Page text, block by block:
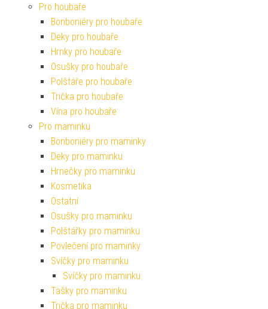
Pro houbaře
Bonboniéry pro houbaře
Deky pro houbaře
Hrnky pro houbaře
Osušky pro houbaře
Polštáře pro houbaře
Trička pro houbaře
Vína pro houbaře
Pro maminku
Bonboniéry pro maminky
Deky pro maminku
Hrnečky pro maminku
Kosmetika
Ostatní
Osušky pro maminku
Polštářky pro maminku
Povlečení pro maminky
Svíčky pro maminku
Svíčky pro maminku
Tašky pro maminku
Trička pro maminku